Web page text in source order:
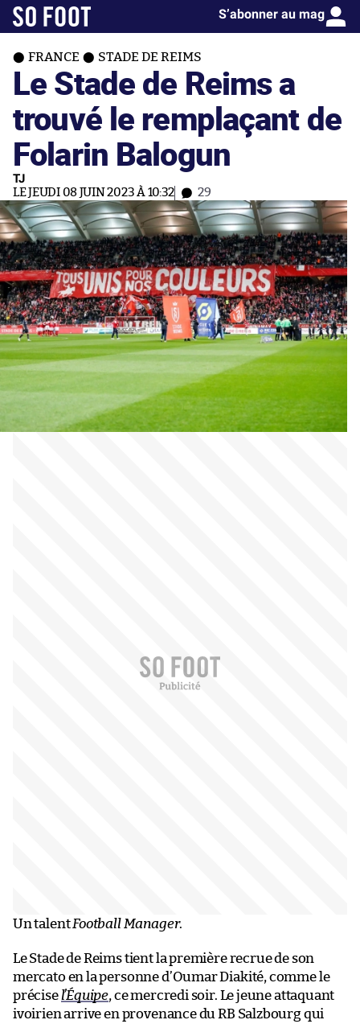
S’abonner au mag
FRANCE STADE DE REIMS
Le Stade de Reims a
trouvé le remplaçant de
Folarin Balogun
TJ
LE JEUDI 08 JUIN 2023 À 10:32 29
Un talentFootball Manager.
Le Stade de Reims tient la première recrue de son
mercato en la personne d’Oumar Diakité, comme le
précise l’Équipe, ce mercredi soir. Le jeune attaquant
ivoirien arrive en provenance du RB Salzbourg qui